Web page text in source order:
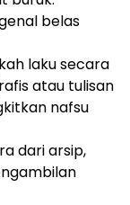
belas
laku secara
atau tulisan
nafsu
dari arsip,